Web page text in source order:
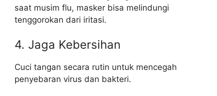
saat musim flu, masker bisa melindungi
tenggorokan dari iritasi.
4. Jaga Kebersihan
Cuci tangan secara rutin untuk mencegah
penyebaran virus dan bakteri.